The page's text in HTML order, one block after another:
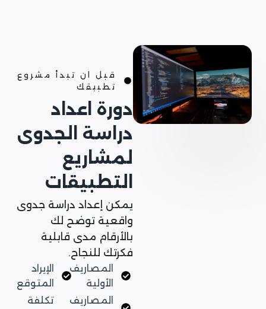
قبل ان تبدأ مشروع
تطبيقك
دورة اعداد
دراسة الجدوى
لمشاريع
التطبيقات
يمكن إعداد دراسة جدوى
واقعية توضح لك
بالأرقام مدى قابلية
فكرتك للنجاح.
المصاريف
الأولية
المصاريف
الإيراد
المتوقع
تكلفة